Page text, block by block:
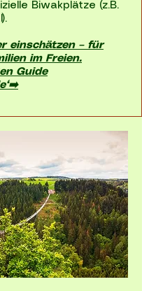
Biwakplätze (z.B.
einschätzen – für
im Freien.
Guide